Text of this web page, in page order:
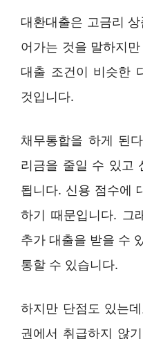
대환대출은 고금리
어가는 것을 말하지
대출 조건이 비슷한
것입니다.
채무통합을 하게 된
리금을 줄일 수 있고
됩니다. 신용 점수에
하기 때문입니다. 그
추가 대출을 받을 수
통할 수 있습니다.
하지만 단점도 있는
권에서 취급하지 않